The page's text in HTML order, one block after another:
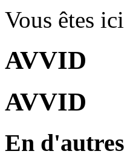
Vous êtes ici
AVVID
AVVID
En d'autres